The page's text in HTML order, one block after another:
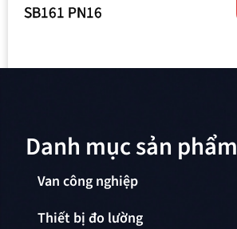
SB161 PN16
Danh mục sản phẩm
Van công nghiệp
Thiết bị đo lường